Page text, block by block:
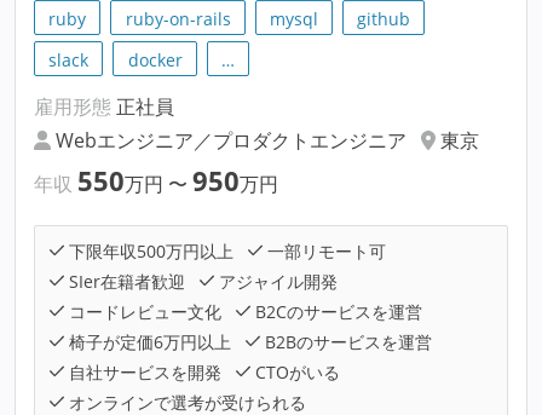
ruby ruby-on-rails mysql
github
slack
docker …
雇用形態 正社員
Webエンジニア／プロダクトエンジニア
東京
年収 550万円 〜 950万円
下限年収500万円以上
一部リモート可
SIer在籍者歓迎
アジャイル開発
コードレビュー文化
B2Cのサービスを運営
椅子が定価6万円以上
B2Bのサービスを運営
自社サービスを開発
CTOがいる
オンラインで選考が受けられる